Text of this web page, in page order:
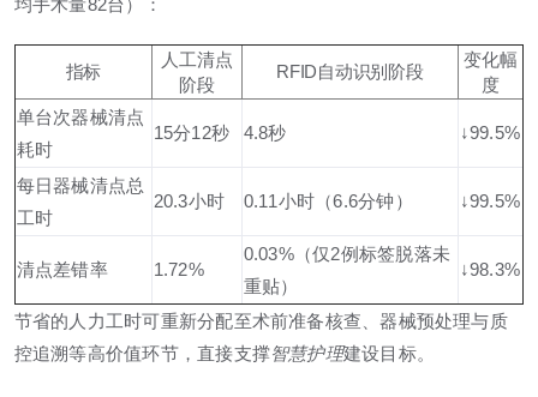
均手术量82台）：
指标
人工清点
阶段
RFID自动识别阶段
变化幅
度
单台次器械清点
耗时
15分12秒 4.8秒 ↓99.5%
每日器械清点总
工时
20.3小时 0.11小时（6.6分钟） ↓99.5%
清点差错率 1.72%
0.03%（仅2例标签脱落未
重贴）
↓98.3%
节省的人力工时可重新分配至术前准备核查、器械预处理与质
控追溯等高价值环节，直接支撑智慧护理建设目标。